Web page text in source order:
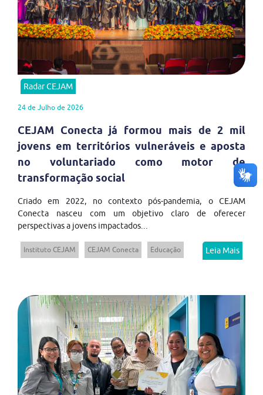
Radar CEJAM
24 de Julho de 2026
CEJAM Conecta já formou mais de 2 mil
jovens em territórios vulneráveis e aposta
no voluntariado como motor de
transformação social
Criado em 2022, no contexto pós-pandemia, o CEJAM
Conecta nasceu com um objetivo claro de oferecer
perspectivas a jovens impactados...
Instituto CEJAM CEJAM Conecta Educação Leia Mais